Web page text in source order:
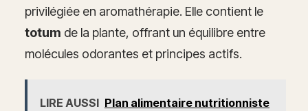
privilégiée en aromathérapie. Elle contient le
totum de la plante, offrant un équilibre entre
molécules odorantes et principes actifs.
LIRE AUSSI Plan alimentaire nutritionniste